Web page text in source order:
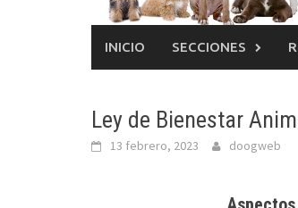
INICIO SECCIONES
Ley de Bienestar
13 febrero, 2023 doogweb